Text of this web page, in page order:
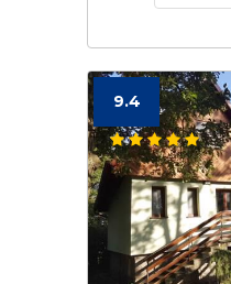
9.4